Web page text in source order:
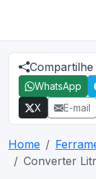
WhatsApp
X
E-mail
Home
Converter